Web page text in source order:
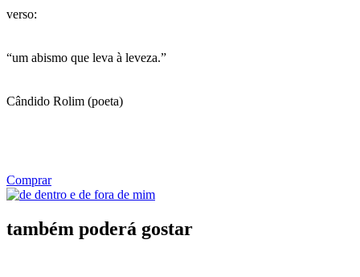
verso:
“um abismo que leva à leveza.”
Cândido Rolim (poeta)
Comprar
também poderá gostar